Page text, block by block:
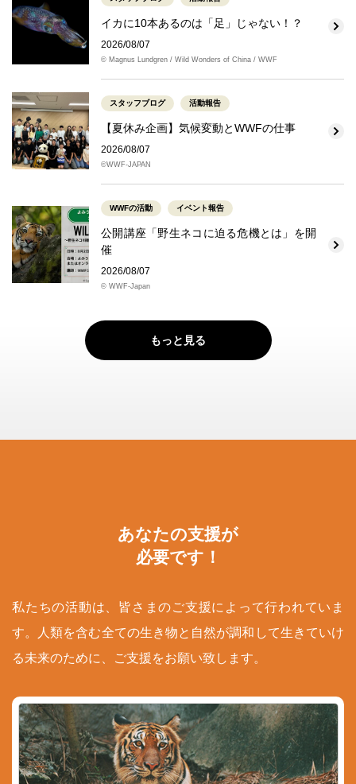
イカに10本あるのは「足」じゃない！？
2026/08/07
© Magnus Lundgren / Wild Wonders of China / WWF
スタッフブログ 活動報告
【夏休み企画】気候変動とWWFの仕事
2026/08/07
©WWF-JAPAN
WWFの活動 イベント報告
公開講座「野生ネコに迫る危機とは」を開
催
2026/08/07
© WWF-Japan
もっと見る
あなたの支援が
必要です！
私たちの活動は、皆さまのご支援によって行われていま
す。人類を含む全ての生き物と自然が調和して生きていけ
る未来のために、ご支援をお願い致します。